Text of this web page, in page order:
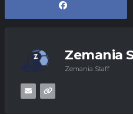
Zemania
Zemania Staff